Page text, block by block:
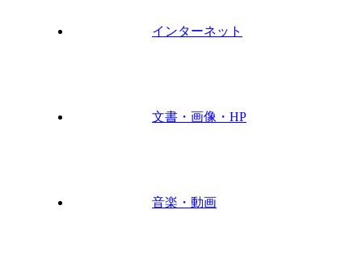
インターネット
文書・画像・HP
音楽・動画